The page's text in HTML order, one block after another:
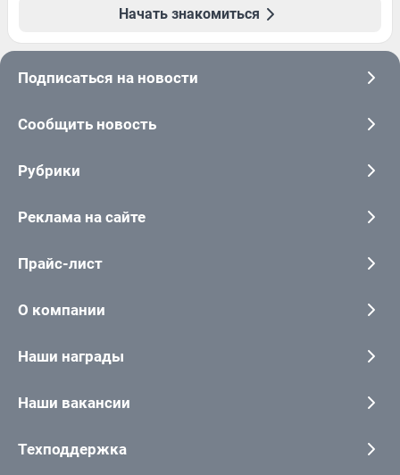
Начать знакомиться
Подписаться на новости
Сообщить новость
Рубрики
Реклама на сайте
Прайс-лист
О компании
Наши награды
Наши вакансии
Техподдержка